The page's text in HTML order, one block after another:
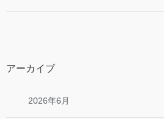
アーカイブ
2026年6月